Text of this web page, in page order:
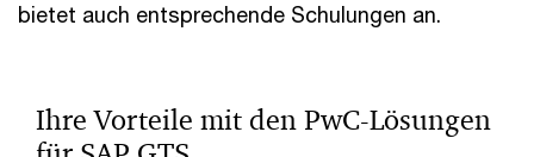
bietet auch entsprechende Schulungen an.
Ihre Vorteile mit den PwC-Lösungen